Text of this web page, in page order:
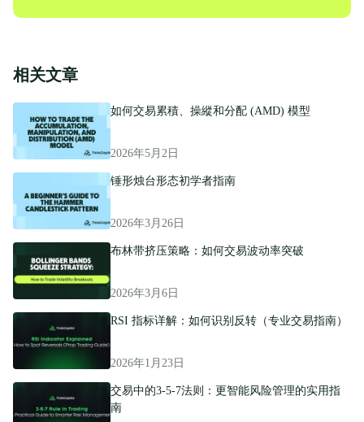
相关文章
如何交易累積、操縱和分配 (AMD) 模型
2026年5月2日
锤形烛台形态初学者指南
2026年3月26日
布林带挤压策略：如何交易波动率突破
2026年3月6日
RSI 指标详解：如何识别反转（专业交易指南）
2026年1月23日
交易中的3-5-7法则：更智能风险管理的实用指
南